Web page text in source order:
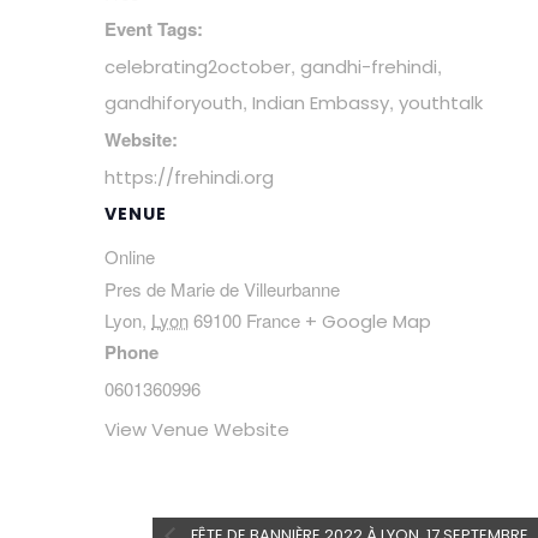
Event Tags:
celebrating2october, gandhi-frehindi,
gandhiforyouth, Indian Embassy, youthtalk
Website:
https://frehindi.org
VENUE
Online
Pres de Marie de Villeurbanne
Lyon, Lyon69100 France + Google Map
Phone
0601360996
View Venue Website